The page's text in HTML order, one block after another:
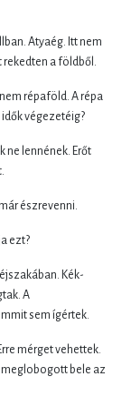
Atyaég. Itt nem
rekedten a földből.
répaföld. A répa
végezetéig?
ne lennének. Erőt
észrevenni.
ezt?
Kék-
A
sem ígértek.
mérget vehettek.
meglobogott bele az